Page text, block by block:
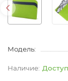
Модель: